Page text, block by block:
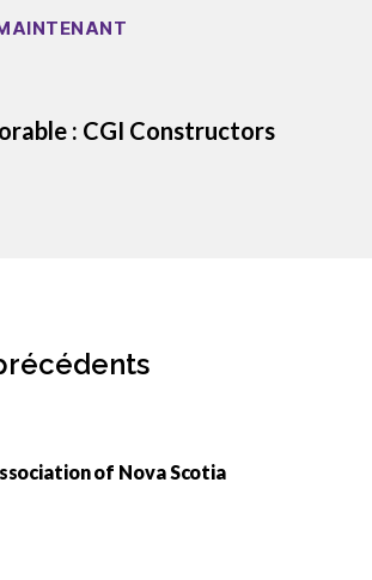
: CGI Constructors
of Nova Scotia